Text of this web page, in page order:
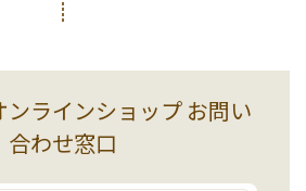
ンラインショップ お問い
合わせ窓口